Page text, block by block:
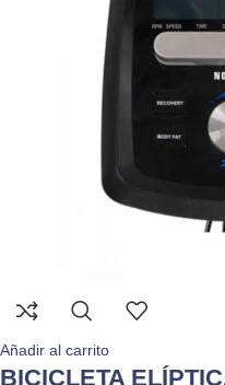
Añadir al carrito
BICICLETA